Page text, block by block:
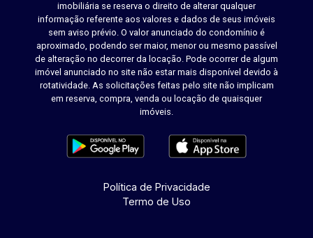
imobiliária se reserva o direito de alterar qualquer
informação referente aos valores e dados de seus imóveis
sem aviso prévio. O valor anunciado do condomínio é
aproximado, podendo ser maior, menor ou mesmo passível
de alteração no decorrer da locação. Pode ocorrer de algum
imóvel anunciado no site não estar mais disponível devido à
rotatividade. As solicitações feitas pelo site não implicam
em reserva, compra, venda ou locação de quaisquer
imóveis.
Política de Privacidade
Termo de Uso